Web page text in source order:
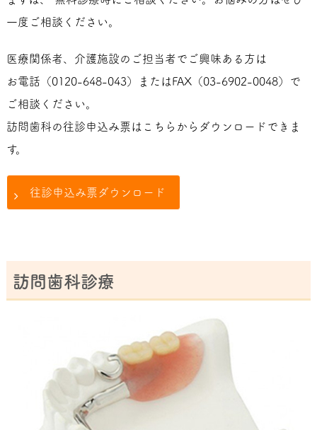
一度ご相談ください。
医療関係者、介護施設のご担当者でご興味ある方は
お電話（0120-648-043）またはFAX（03-6902-0048）で
ご相談ください。
訪問歯科の往診申込み票はこちらからダウンロードできま
す。
往診申込み票ダウンロード
訪問歯科診療